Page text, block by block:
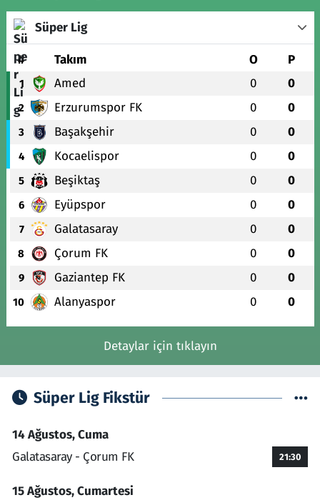
Süper Lig
# Takım O P
1 Amed 0 0
2 Erzurumspor FK 0 0
3 Başakşehir 0 0
4 Kocaelispor 0 0
5 Beşiktaş 0 0
6 Eyüpspor 0 0
7 Galatasaray 0 0
8 Çorum FK 0 0
9 Gaziantep FK 0 0
10 Alanyaspor 0 0
Detaylar için tıklayın
Süper Lig Fikstür
14 Ağustos, Cuma
Galatasaray - Çorum FK
21:30
15 Ağustos, Cumartesi